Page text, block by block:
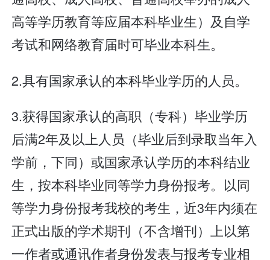
高等学历教育等应届本科毕业生）及自学
考试和网络教育届时可毕业本科生。
2.具有国家承认的本科毕业学历的人员。
3.获得国家承认的高职（专科）毕业学历
后满2年及以上人员（毕业后到录取当年入
学前，下同）或国家承认学历的本科结业
生，按本科毕业同等学力身份报考。以同
等学力身份报考我校的考生，近3年内须在
正式出版的学术期刊（不含增刊）上以第
一作者或通讯作者身份发表与报考专业相